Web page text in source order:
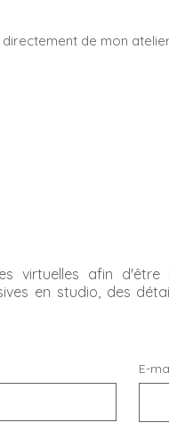
de mon
virtuelles afin
en studio, des
E-